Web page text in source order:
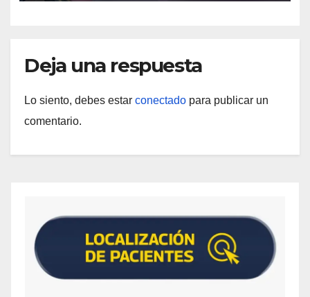
Deja una respuesta
Lo siento, debes estar conectado para publicar un
comentario.